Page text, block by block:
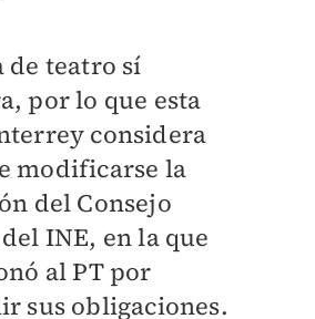
de teatro sí
por lo que esta
considera
modificarse la
del Consejo
INE, en la que
al PT por
sus obligaciones.